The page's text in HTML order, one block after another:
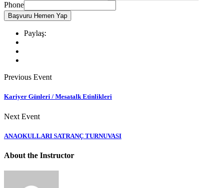
Phone
Başvuru Hemen Yap
Paylaş:
Previous Event
Kariyer Günleri / Mesatalk Etinlikleri
Next Event
ANAOKULLARI SATRANÇ TURNUVASI
About the Instructor